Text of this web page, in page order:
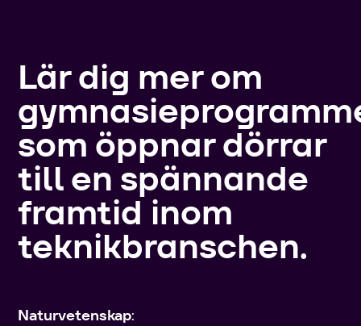
Lär dig mer om
som öppnar dörrar
till en spännande
framtid inom
teknikbranschen.
Naturvetenskap: